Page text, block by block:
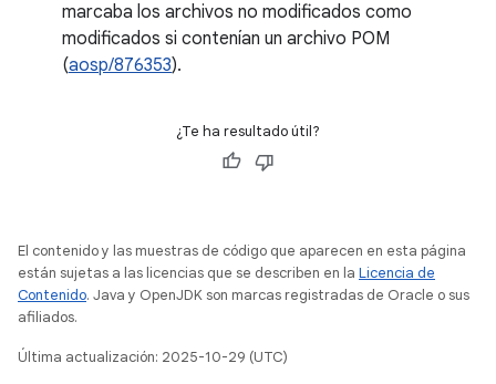
marcaba los archivos no modificados como
modificados si contenían un archivo POM
(aosp/876353).
¿Te ha resultado útil?
El contenido y las muestras de código que aparecen en esta página
están sujetas a las licencias que se describen en la Licencia de
Contenido. Java y OpenJDK son marcas registradas de Oracle o sus
afiliados.
Última actualización: 2025-10-29 (UTC)